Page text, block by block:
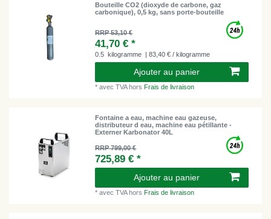
Bouteille CO2 (dioxyde de carbone, gaz
carbonique), 0,5 kg, sans porte-bouteille
RRP 53,10 €
41,70 € *
0.5 kilogramme | 83,40 € / kilogramme
Ajouter au panier
*avec TVAhorsFrais de livraison
Fontaine a eau, machine eau gazeuse,
distributeur d eau, machine eau pétillante -
Externer Karbonator 40L
RRP 799,00 €
725,89 € *
Ajouter au panier
*avec TVAhorsFrais de livraison